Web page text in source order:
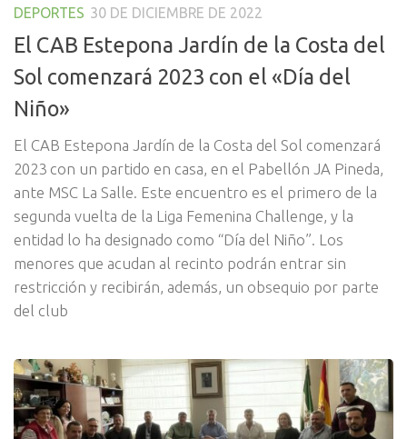
DEPORTES 30 DE DICIEMBRE DE 2022
El CAB Estepona Jardín de la Costa del
Sol comenzará 2023 con el «Día del
Niño»
El CAB Estepona Jardín de la Costa del Sol comenzará
2023 con un partido en casa, en el Pabellón JA Pineda,
ante MSC La Salle. Este encuentro es el primero de la
segunda vuelta de la Liga Femenina Challenge, y la
entidad lo ha designado como “Día del Niño”. Los
menores que acudan al recinto podrán entrar sin
restricción y recibirán, además, un obsequio por parte
del club